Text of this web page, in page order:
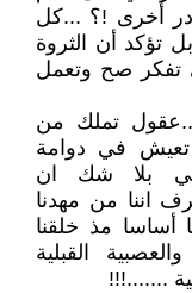
أخرى !؟ ...كل
تؤكد أن الثروة
تفكر صح وتعمل
..عقول تملك من
تعيش في دوامة
بلا شك ان
اننا من مهدنا
أساسا مذ خلقنا
القبلية
.......!!!